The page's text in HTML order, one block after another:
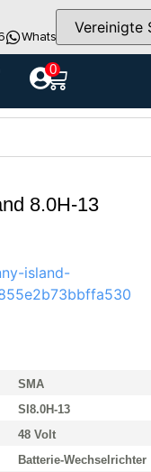
WhatsApp
0
8.0H-13
SMA
SI8.0H-13
48 Volt
Batterie-Wechselrichter